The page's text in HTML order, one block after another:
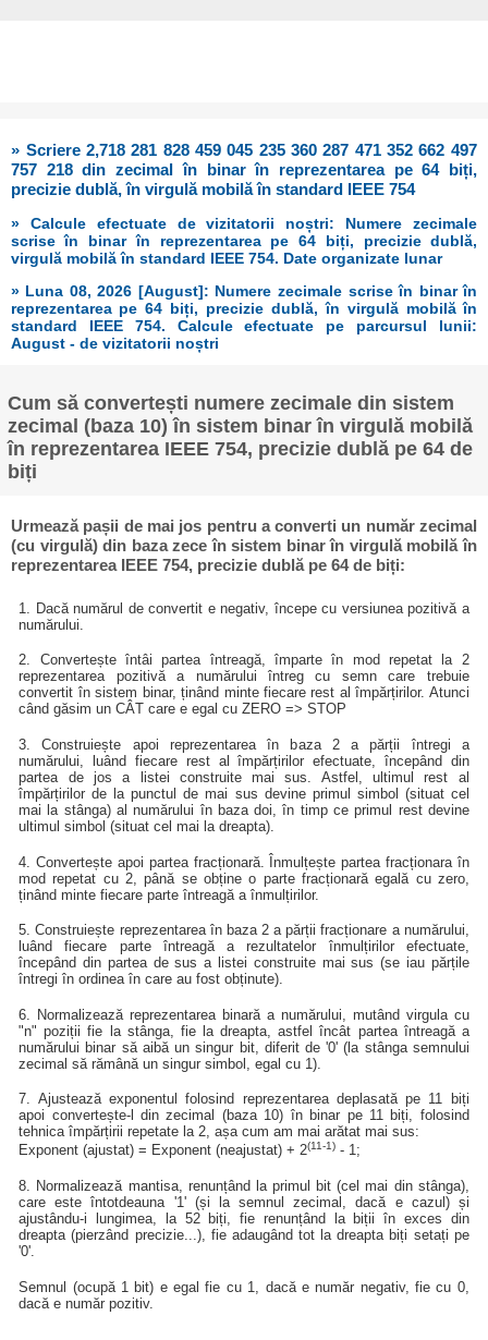
» Scriere 2,718 281 828 459 045 235 360 287 471 352 662 497
757 218 din zecimal în binar în reprezentarea pe 64 biți,
precizie dublă, în virgulă mobilă în standard IEEE 754
» Calcule efectuate de vizitatorii noștri: Numere zecimale
scrise în binar în reprezentarea pe 64 biți, precizie dublă,
virgulă mobilă în standard IEEE 754. Date organizate lunar
» Luna 08, 2026 [August]: Numere zecimale scrise în binar în
reprezentarea pe 64 biți, precizie dublă, în virgulă mobilă în
standard IEEE 754. Calcule efectuate pe parcursul lunii:
August - de vizitatorii noștri
Cum să convertești numere zecimale din sistem
zecimal (baza 10) în sistem binar în virgulă mobilă
în reprezentarea IEEE 754, precizie dublă pe 64 de
biți
Urmează pașii de mai jos pentru a converti un număr zecimal
(cu virgulă) din baza zece în sistem binar în virgulă mobilă în
reprezentarea IEEE 754, precizie dublă pe 64 de biți:
1. Dacă numărul de convertit e negativ, începe cu versiunea pozitivă a
numărului.
2. Convertește întâi partea întreagă, împarte în mod repetat la 2
reprezentarea pozitivă a numărului întreg cu semn care trebuie
convertit în sistem binar, ținând minte fiecare rest al împărțirilor. Atunci
când găsim un CÂT care e egal cu ZERO => STOP
3. Construiește apoi reprezentarea în baza 2 a părții întregi a
numărului, luând fiecare rest al împărțirilor efectuate, începând din
partea de jos a listei construite mai sus. Astfel, ultimul rest al
împărțirilor de la punctul de mai sus devine primul simbol (situat cel
mai la stânga) al numărului în baza doi, în timp ce primul rest devine
ultimul simbol (situat cel mai la dreapta).
4. Convertește apoi partea fracționară. Înmulțește partea fracționara în
mod repetat cu 2, până se obține o parte fracționară egală cu zero,
ținând minte fiecare parte întreagă a înmulțirilor.
5. Construiește reprezentarea în baza 2 a părții fracționare a numărului,
luând fiecare parte întreagă a rezultatelor înmulțirilor efectuate,
începând din partea de sus a listei construite mai sus (se iau părțile
întregi în ordinea în care au fost obținute).
6. Normalizează reprezentarea binară a numărului, mutând virgula cu
"n" poziții fie la stânga, fie la dreapta, astfel încât partea întreagă a
numărului binar să aibă un singur bit, diferit de '0' (la stânga semnului
zecimal să rămână un singur simbol, egal cu 1).
7. Ajustează exponentul folosind reprezentarea deplasată pe 11 biți
apoi convertește-l din zecimal (baza 10) în binar pe 11 biți, folosind
tehnica împărțirii repetate la 2, așa cum am mai arătat mai sus:
Exponent (ajustat) = Exponent (neajustat) + 2(11-1) - 1;
8. Normalizează mantisa, renunțând la primul bit (cel mai din stânga),
care este întotdeauna '1' (și la semnul zecimal, dacă e cazul) și
ajustându-i lungimea, la 52 biți, fie renunțând la biții în exces din
dreapta (pierzând precizie...), fie adaugând tot la dreapta biți setați pe
'0'.
Semnul (ocupă 1 bit) e egal fie cu 1, dacă e număr negativ, fie cu 0,
dacă e număr pozitiv.